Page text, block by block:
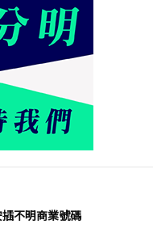
不明商業號碼